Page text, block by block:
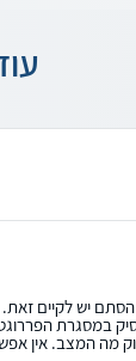
יש לקיים זאת.
במסגרת
מה המצב. אין